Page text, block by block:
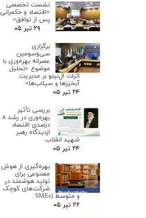
نشست تخصصی
«اقتصاد و حکمرانی
پس از توافق»
۲۹ تیر ۰۵
برگزاری
سی‌وسومین
عصرانه بهره‌وری با
موضوع «تحلیل
اثرات ال‌نینو بر مدیریت
آبخیزها و سیلاب‌ها»
۲۴ تیر ۰۵
بررسی تأثیر
بهره‌وری در رشد ۸
درصدی اقتصاد
ازدیدگاه رهبر
شهید انقلاب
۲۴ تیر ۰۵
بهره‌گیری از هوش
مصنوعی برای
تولید هوشمند در
شرکت‌های کوچک
و متوسط (SMEs
۲۲ تیر ۰۵